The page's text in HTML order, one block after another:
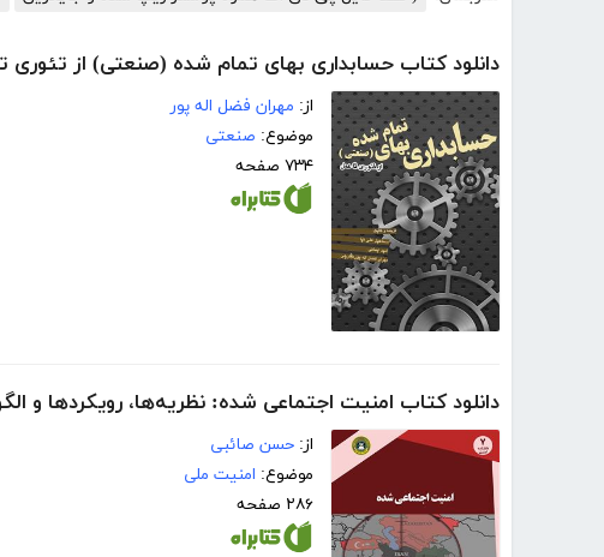
دانلود کتاب حسابداری بهای تمام شده (صنعتی) از تئوری
از: مهران فضل اله پور
موضوع: صنعتی
۷۳۴ صفحه
دانلود کتاب امنیت اجتماعی شده: نظریه‌ها، رویکردها و
از: حسن صائبی
موضوع: امنیت ملی
۲۸۶ صفحه